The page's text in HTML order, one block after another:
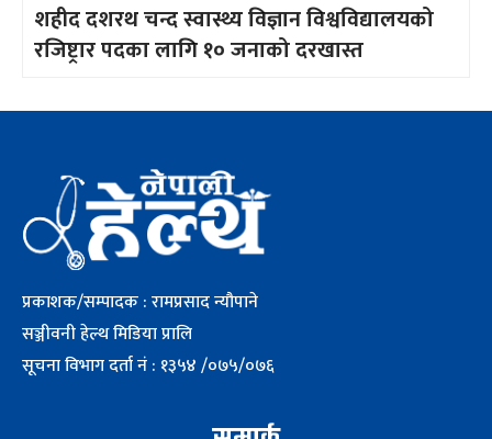
शहीद दशरथ चन्द स्वास्थ्य विज्ञान विश्वविद्यालयको
रजिष्ट्रार पदका लागि १० जनाको दरखास्त
प्रकाशक/सम्पादक : रामप्रसाद न्यौपाने
सञ्जीवनी हेल्थ मिडिया प्रालि
सूचना विभाग दर्ता नं : १३५४ /०७५/०७६